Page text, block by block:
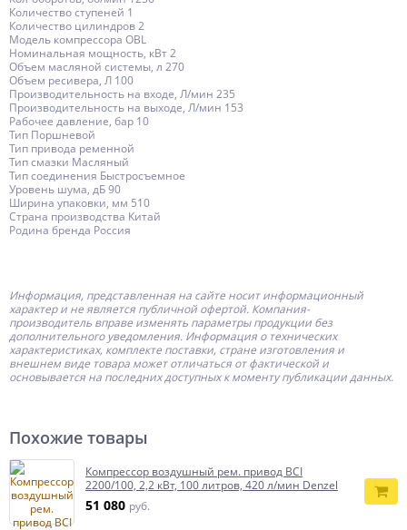
Количество ступеней 1
Количество цилиндров 2
Модель компрессора OBL
Номинальная мощность, кВт 2
Объем масляной системы, л 270
Объем ресивера, Л 100
Производительность на входе, Л/мин 235
Производительность на выходе, Л/мин 153
Рабочее давление, бар 10
Тип Поршневой
Тип привода ременной
Тип смазки Масляный
Тип соединения Быстросъемное
Уровень шума, дБ 90
Ширина упаковки, мм 510
Страна производства Китай
Родина бренда Россия
Информация, представленная на сайте носит информационный
характер и не является публичной офертой. Компания-
производитель вправе изменять параметры продукции без
дополнительного уведомления. Информация о технических
характеристиках, комплекте поставки, стране изготовления и
внешнем виде товара может отличаться от фактической и
основывается на последних доступных к моменту публикации данных.
Похожие товары
Компрессор воздушный рем. привод BCI
2200/100, 2,2 кВт, 100 литров, 420 л/мин Denzel
51 080 руб.